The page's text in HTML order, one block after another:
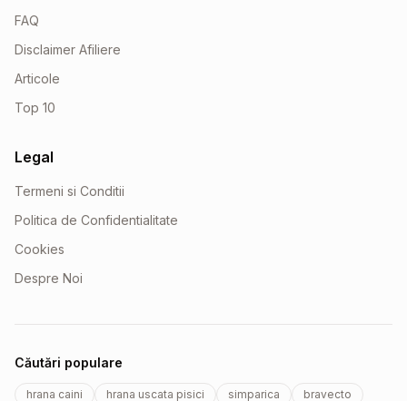
FAQ
Disclaimer Afiliere
Articole
Top 10
Legal
Termeni si Conditii
Politica de Confidentialitate
Cookies
Despre Noi
Căutări populare
hrana caini hrana uscata pisici simparica bravecto